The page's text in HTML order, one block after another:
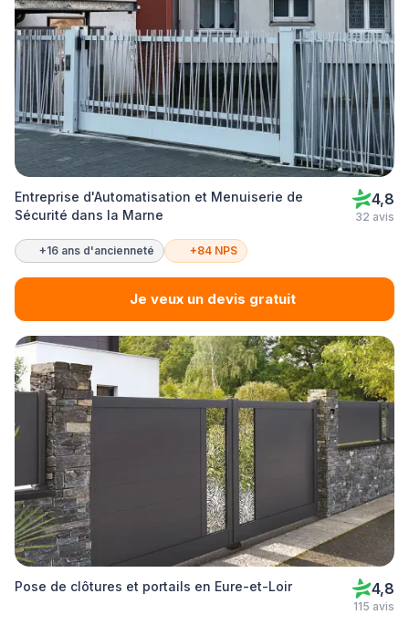
Entreprise d'Automatisation et Menuiserie de
Sécurité dans la Marne
4,8
32 avis
+16 ans d'ancienneté +84 NPS
Je veux un devis gratuit
Pose de clôtures et portails en Eure-et-Loir 4,8
115 avis